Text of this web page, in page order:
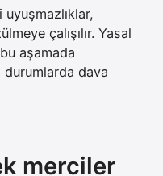
uyuşmazlıklar,
çalışılır. Yasal
aşamada
dava
merciler